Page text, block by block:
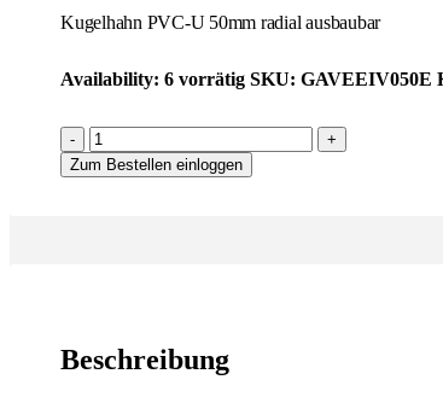
Kugelhahn PVC-U 50mm radial ausbaubar
Availability: 6 vorrätig SKU: GAVEEIV050E
-
+
Zum Bestellen einloggen
Beschreibung